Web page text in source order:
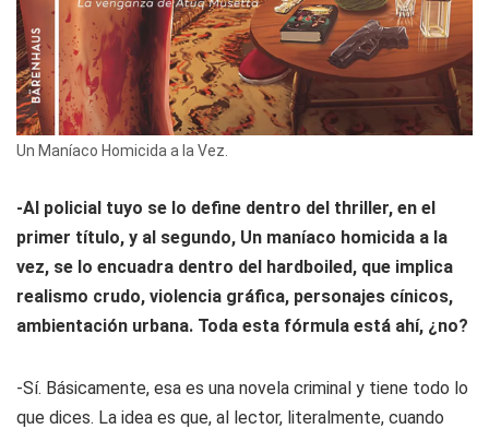
Un Maníaco Homicida a la Vez.
-Al policial tuyo se lo define dentro del thriller, en el
primer título, y al segundo, Un maníaco homicida a la
vez, se lo encuadra dentro del hardboiled, que implica
realismo crudo, violencia gráfica, personajes cínicos,
ambientación urbana. Toda esta fórmula está ahí, ¿no?
-Sí. Básicamente, esa es una novela criminal y tiene todo lo
que dices. La idea es que, al lector, literalmente, cuando